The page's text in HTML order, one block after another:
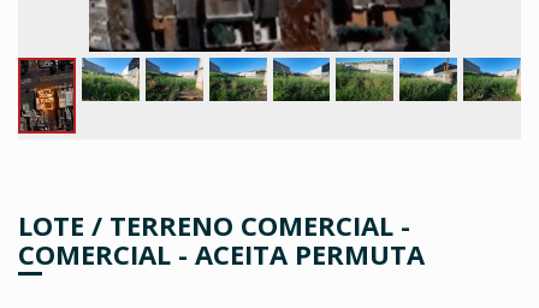
LOTE / TERRENO COMERCIAL -
COMERCIAL - ACEITA PERMUTA